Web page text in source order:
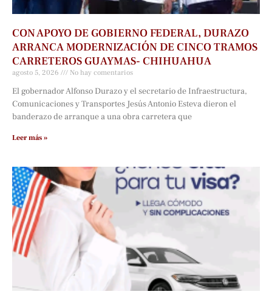
CON APOYO DE GOBIERNO FEDERAL, DURAZO
ARRANCA MODERNIZACIÓN DE CINCO TRAMOS
CARRETEROS GUAYMAS- CHIHUAHUA
agosto 5, 2026 No hay comentarios
El gobernador Alfonso Durazo y el secretario de Infraestructura,
Comunicaciones y Transportes Jesús Antonio Esteva dieron el
banderazo de arranque a una obra carretera que
Leer más »